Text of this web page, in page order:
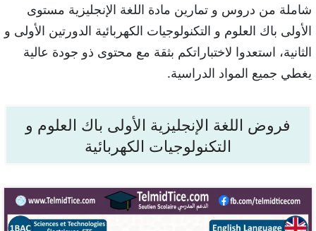
شاملة من دروس و تمارين مادة اللغة الإنجليزية مستوى
الأولى باك العلوم و التكنولوجيات الكهربائية الدورتين الأولى و
الثانية، استعدوا لاختباراتكم بثقة مع محتوى ذو جودة عالية
يغطي جميع المواد الدراسية.
فروض اللغة الإنجليزية الأولى باك العلوم و
التكنولوجيات الكهربائية